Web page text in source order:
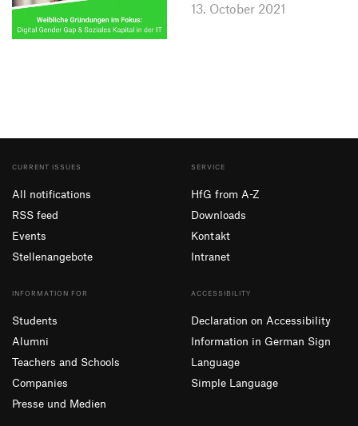
13. October 2021
CURRENT ISSUES
All notifications
RSS feed
Events
Stellenangebote
SERVICE
HfG from A-Z
Downloads
Kontakt
Intranet
INFORMATION FOR
Students
Alumni
Teachers and Schools
Companies
Presse und Medien
ACCESSIBILITY
Declaration on Accessibility
Information in German Sign
Language
Simple Language